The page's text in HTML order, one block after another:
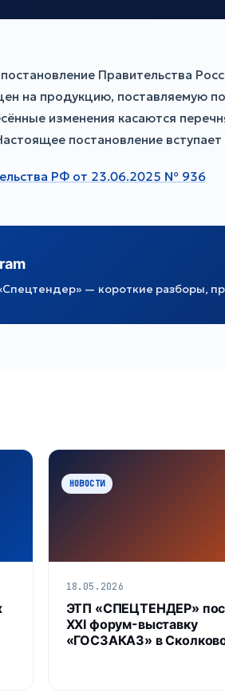
Правительства
на продукцию, поставляемую
изменения касаются
постановление
РФ от 23.06.2025 № 936
— короткие разборы,
НОВОСТИ
18.05.2026
ЭТП «СПЕЦТЕНДЕР»
XXI форум-выставку
«ГОСЗАКАЗ» в